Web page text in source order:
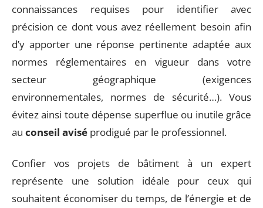
connaissances requises pour identifier avec
précision ce dont vous avez réellement besoin afin
d’y apporter une réponse pertinente adaptée aux
normes réglementaires en vigueur dans votre
secteur géographique (exigences
environnementales, normes de sécurité…). Vous
évitez ainsi toute dépense superflue ou inutile grâce
au conseil avisé prodigué par le professionnel.
Confier vos projets de bâtiment à un expert
représente une solution idéale pour ceux qui
souhaitent économiser du temps, de l’énergie et de